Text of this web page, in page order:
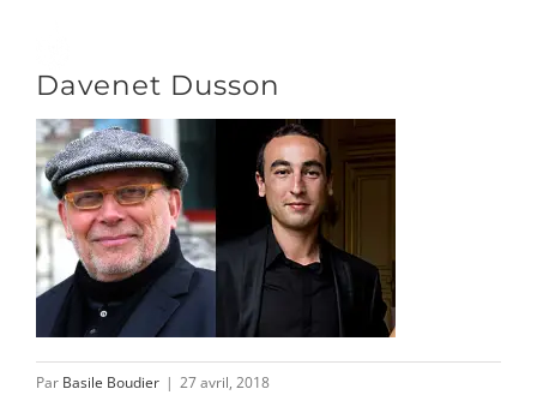
contenu
DÉCOUVRIR
VENIR
Davenet Dusson
Par Basile Boudier | 27 avril, 2018